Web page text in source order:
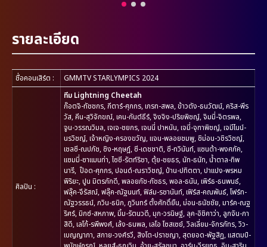
รายละเอียด
ชื่อคอนเสิร์ต : GMMTV STARLYMPICS 2024
ศิลปิน :
ทีม Lightning Cheetah
ก๊อตจิ-ทัชชกร, กีตาร์-ศุภกร, เกรท-สพล, ข้าวตัง-ธนวัฒน์, คริส-พีร
วัส, คีน-สุวิจักขณ์, เคน-กันต์ธีร์, จิงจิง-ปริยพิชญ์, จิมมี่-จิตรพล,
จูน-วรรณวิมล, เจเจ-ชยกร, เจนนี่ ปาหนัน, เจมี่-จุฑาพิชญ์, เจมีไนน์-
นรวิชญ์, เจ้าหญิง-ครองขวัญ, แจน-พลอยชมพู, ชิม่อน-วชิรวิชญ์,
เชลซี-ณปภัช, ซิง-หฤษฎ์, ซี-เดชชาติ, ซี-ทวินันท์, แซนต้า-พงศภัค,
แซมมี่-ซาแมนท่า, ไซซี-รัตท์ริชา, ตุ้ย-ชยธร, นัท-ธนัท, น้ำตาล-ทิพ
นารี, ป๊อด-ศุภกร, ปอนด์-ณราวิชญ์, ป่าน-ปทิตตา, ปาแปง-พรหม
พิริยะ, ปูน มิตรภักดี, พลอยภัช-ภัชธร, พอล-ธนัน, เพิร์ธ-ธนพนธ์,
ฟลุ๊ค-จีรัสณ์, ฟลุ๊ค-ณัฐนนท์, ฟิล์ม-รชานันท์, เฟิร์ส-คณพันธ์, โฟร์ท-
ณัฐวรรธน์, ภวิน-ธนิก, ภูวินทร์ ตั้งศักดิ์ยืน, ม่อน-ธนัชชัย, มาร์ค-ณฐ
ริศร์, มิกซ์-สหภาพ, มิ้ม-รัตนวดี, มุก-วรนิษฐ์, ลุค-อิชิคาว่า, ลูกจัน-ภา
สิดี, เลโก้-รพีพงศ์, เล้ง-ธนพล, เลโอ โซสเซย์, วิลเลี่ยม-จักรภัทร, วิว-
เบญญาภา, สกาย-วงศ์รวี, สิงโต-ปราชญา, สุดยอด-พัฐสิฏ, แสตมป์-